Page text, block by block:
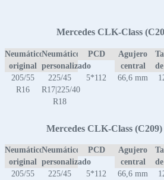
Mercedes CLK-Class
Neumático
original
Neumático
personalizado
PCD
Agujero
central
205/55
R16
225/45
R17|225/40
R18
5*112 66,6 mm
Mercedes CLK-Class
Neumático
original
Neumático
personalizado
PCD
Agujero
central
205/55
225/45
5*112 66,6 mm